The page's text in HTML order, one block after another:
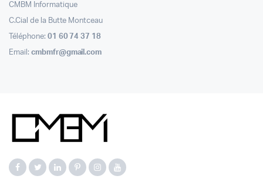
CMBM Informatique
C.Cial de la Butte Montceau
Téléphone: 01 60 74 37 18
Email: cmbmfr@gmail.com